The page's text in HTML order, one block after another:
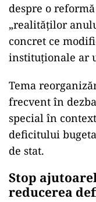
despre o
„realităților
concret ce
instituționale ar
Tema
frecvent în
special în
deficitului
de stat.
Stop
reducerea